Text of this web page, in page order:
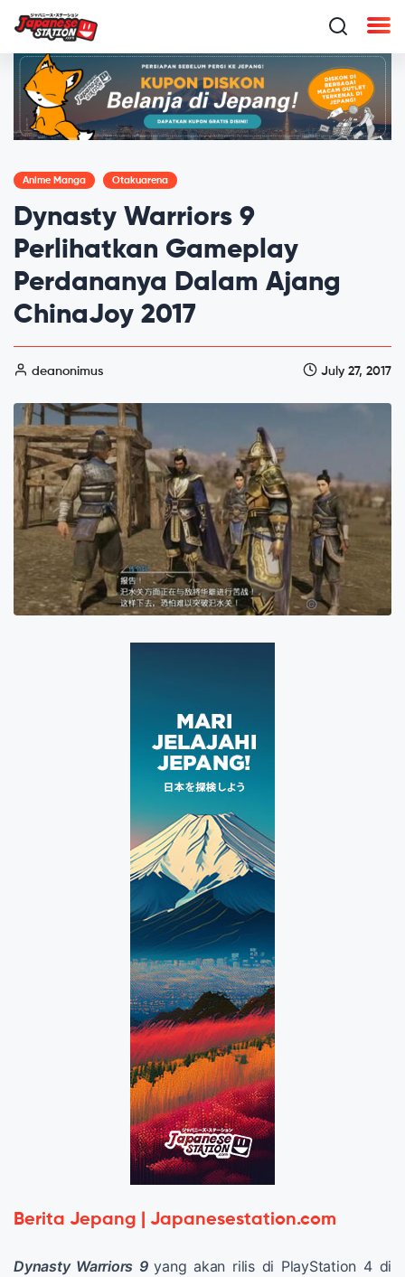
Anime Manga Otakuarena
Dynasty Warriors 9
Perlihatkan Gameplay
Perdananya Dalam Ajang
ChinaJoy 2017
deanonimus July 27, 2017
Berita Jepang | Japanesestation.com
Dynasty Warriors 9 yang akan rilis di PlayStation 4 di